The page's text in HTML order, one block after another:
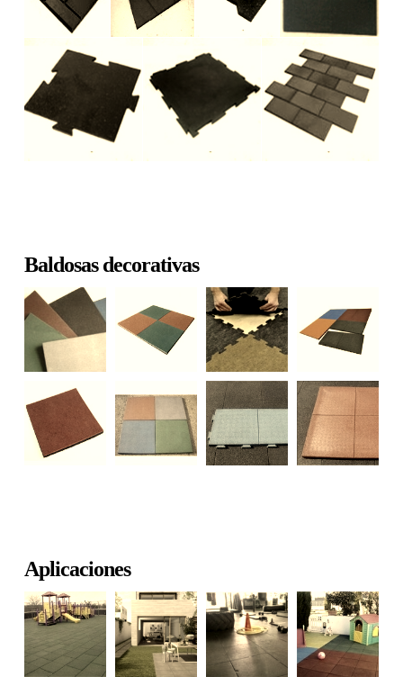
Baldosas decorativas
Aplicaciones